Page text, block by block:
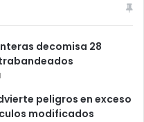
decomisa 28
peligros en exceso
modificados